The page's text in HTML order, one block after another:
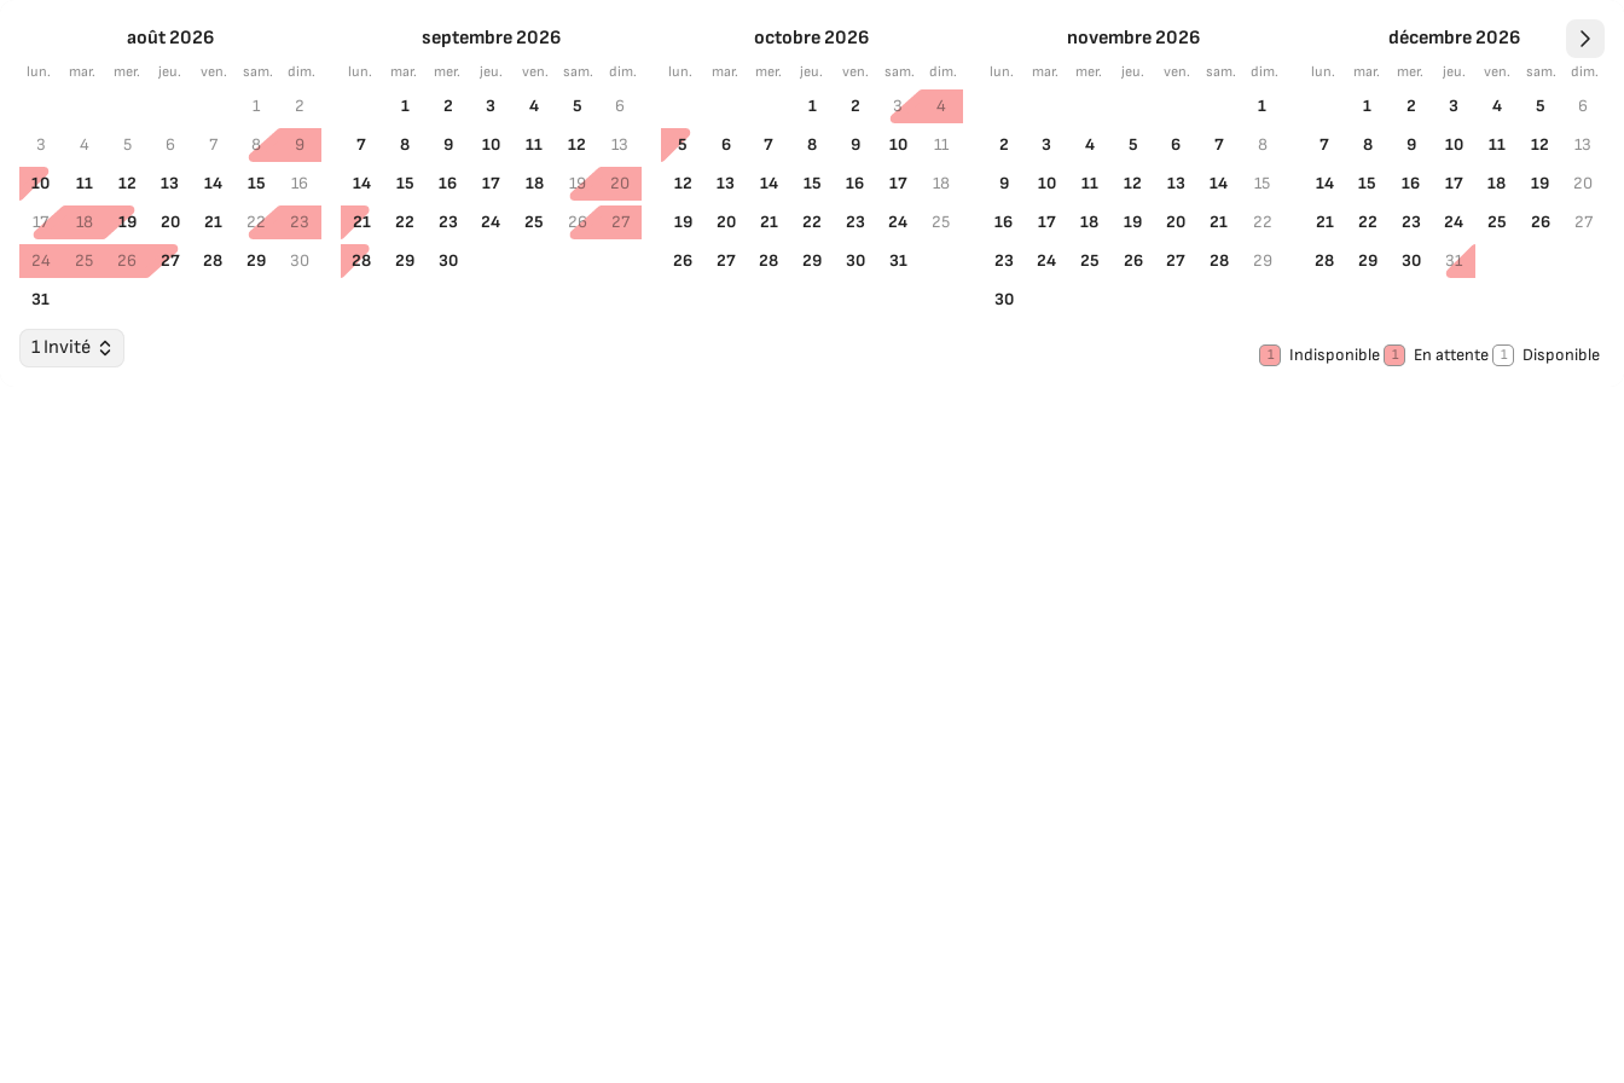
août 2026
lun. mar. mer. jeu. ven. sam. dim.
1
2
3
4 5 6 7 8
9
10
11 12 13 14 15
16
17
18 19 20 21 22
23
24
25 26 27 28 29
30
31
septembre 2026
lun. mar. mer. jeu. ven. sam. dim.
1 2 3 4 5
6
7
8 9 10 11 12
13
14
15 16 17 18 19
20
21
22 23 24 25 26
27
28
29 30
octobre 2026
lun. mar. mer. jeu. ven. sam. dim.
1 2 3
4
5
6 7 8 9 10
11
12
13 14 15 16 17
18
19
20 21 22 23 24
25
26
27 28 29 30 31
novembre 2026
lun. mar. mer. jeu. ven. sam. dim.
1
2
3 4 5 6 7
8
9
10 11 12 13 14
15
16
17 18 19 20 21
22
23
24 25 26 27 28
29
30
décembre 2026
lun. mar. mer. jeu. ven. sam. dim.
1 2 3 4 5
6
7
8 9 10 11 12
13
14
15 16 17 18 19
20
21
22 23 24 25 26
27
28
29 30 31
1 Invité 1 Indisponible 1 En attente 1 Disponible